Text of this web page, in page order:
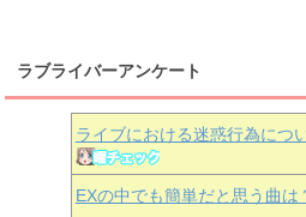
ラブライバーアンケート
ライブにおける迷惑行為につ
EXの中でも簡単だと思う曲は